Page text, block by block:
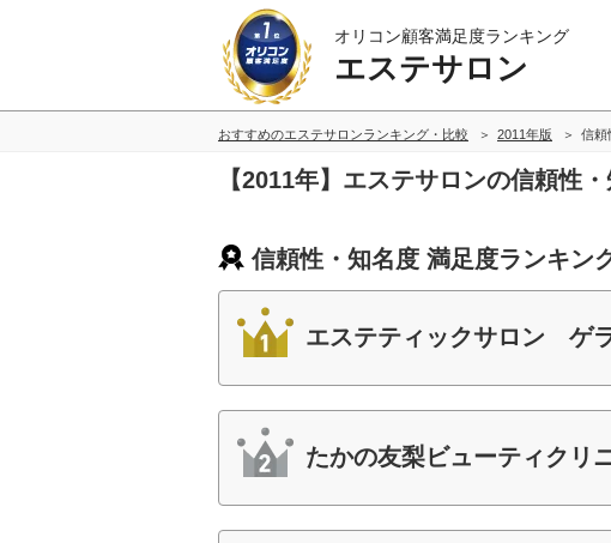
オリコン顧客満足度ランキング
エステサロン
おすすめのエステサロンランキング・比較 2011年版 信頼
【2011年】エステサロンの信頼性
信頼性・知名度 満足度ランキン
エステティックサロン ゲ
たかの友梨ビューティクリ